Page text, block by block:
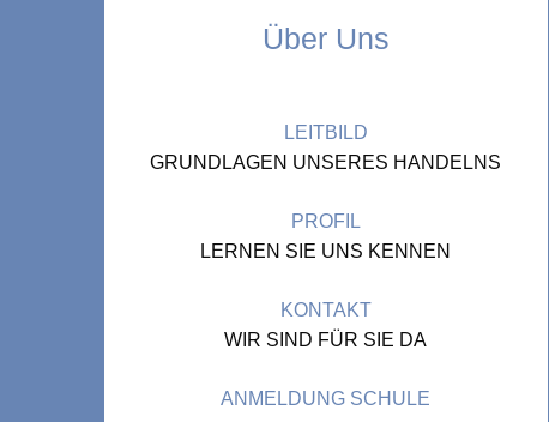
Über Uns
LEITBILD
GRUNDLAGEN UNSERES HANDELNS
PROFIL
LERNEN SIE UNS KENNEN
KONTAKT
WIR SIND FÜR SIE DA
ANMELDUNG SCHULE